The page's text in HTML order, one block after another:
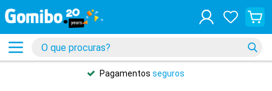
Pagamentos seguros